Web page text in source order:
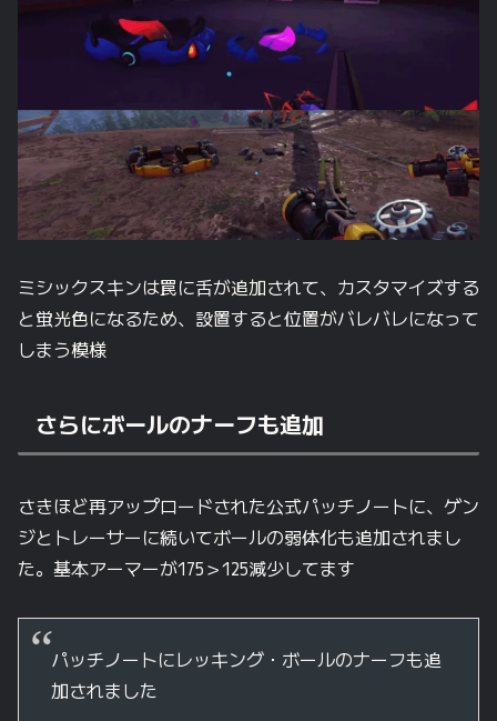
ミシックスキンは罠に舌が追加されて、カスタマイズする
と蛍光色になるため、設置すると位置がバレバレになって
しまう模様
さらにボールのナーフも追加
さきほど再アップロードされた公式パッチノートに、ゲン
ジとトレーサーに続いてボールの弱体化も追加されまし
た。基本アーマーが175＞125減少してます
パッチノートにレッキング・ボールのナーフも追
加されました